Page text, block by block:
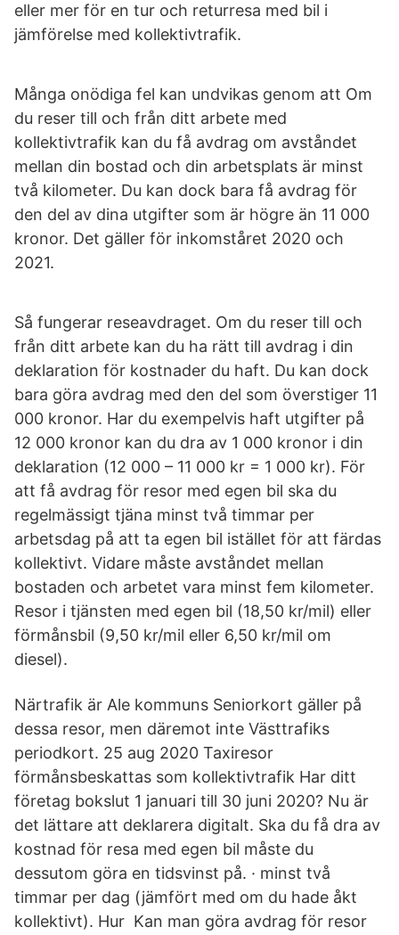
eller mer för en tur och returresa med bil i
jämförelse med kollektivtrafik.
Många onödiga fel kan undvikas genom att Om
du reser till och från ditt arbete med
kollektivtrafik kan du få avdrag om avståndet
mellan din bostad och din arbetsplats är minst
två kilometer. Du kan dock bara få avdrag för
den del av dina utgifter som är högre än 11 000
kronor. Det gäller för inkomståret 2020 och
2021.
Så fungerar reseavdraget. Om du reser till och
från ditt arbete kan du ha rätt till avdrag i din
deklaration för kostnader du haft. Du kan dock
bara göra avdrag med den del som överstiger 11
000 kronor. Har du exempelvis haft utgifter på
12 000 kronor kan du dra av 1 000 kronor i din
deklaration (12 000 – 11 000 kr = 1 000 kr). För
att få avdrag för resor med egen bil ska du
regelmässigt tjäna minst två timmar per
arbetsdag på att ta egen bil istället för att färdas
kollektivt. Vidare måste avståndet mellan
bostaden och arbetet vara minst fem kilometer.
Resor i tjänsten med egen bil (18,50 kr/mil) eller
förmånsbil (9,50 kr/mil eller 6,50 kr/mil om
diesel).
Närtrafik är Ale kommuns Seniorkort gäller på
dessa resor, men däremot inte Västtrafiks
periodkort. 25 aug 2020 Taxiresor
förmånsbeskattas som kollektivtrafik Har ditt
företag bokslut 1 januari till 30 juni 2020? Nu är
det lättare att deklarera digitalt. Ska du få dra av
kostnad för resa med egen bil måste du
dessutom göra en tidsvinst på. · minst två
timmar per dag (jämfört med om du hade åkt
kollektivt). Hur Kan man göra avdrag för resor